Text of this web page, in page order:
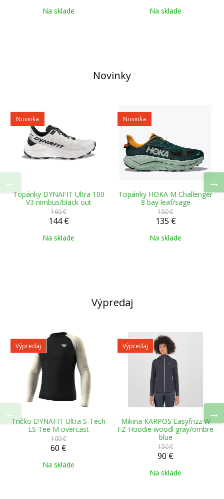
Na sklade Na sklade
Novinky
Novinka
Topánky DYNAFIT Ultra 100
V3 nimbus/black out
160 €
144 €
Na sklade
Novinka
Topánky HOKA M Challenger
8 bay leaf/sage
150 €
135 €
Na sklade
Výpredaj
Výpredaj
Tričko DYNAFIT Ultra S-Tech
LS Tee M overcast
100 €
60 €
Na sklade
Výpredaj
Mikina KARPOS Easyfrizz W
FZ Hoodie woodl gray/ombre
blue
150 €
90 €
Na sklade